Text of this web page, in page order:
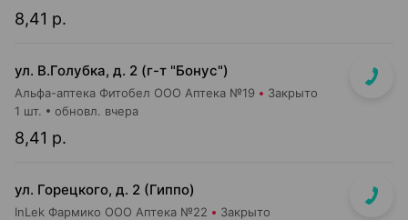
8,41 р.
ул. В.Голубка, д. 2 (г-т "Бонус")
Альфа-аптека Фитобел ООО Аптека №19 Закрыто
8,41 р.
1 шт. обновл. вчера
ул. Горецкого, д. 2 (Гиппо)
InLek Фармико ООО Аптека №22 Закрыто